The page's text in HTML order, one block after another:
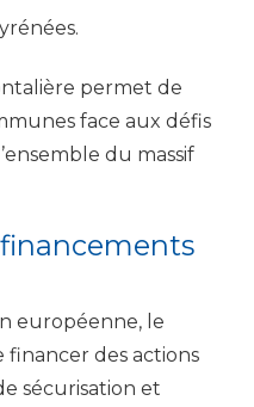
permet de
face aux défis
du massif
européenne, le
financer des actions
sécurisation et